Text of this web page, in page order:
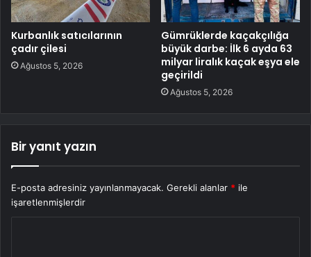
Kurbanlık satıcılarının
çadır çilesi
Ağustos 5, 2026
Gümrüklerde kaçakçılığa
büyük darbe: İlk 6 ayda 63
milyar liralık kaçak eşya ele
geçirildi
Ağustos 5, 2026
Bir yanıt yazın
E-posta adresiniz yayınlanmayacak. Gerekli alanlar * ile
işaretlenmişlerdir